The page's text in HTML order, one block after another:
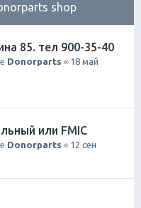
shop
85. тел 900-35-40
Donorparts « 18 май
или FMIC
Donorparts « 12 сен